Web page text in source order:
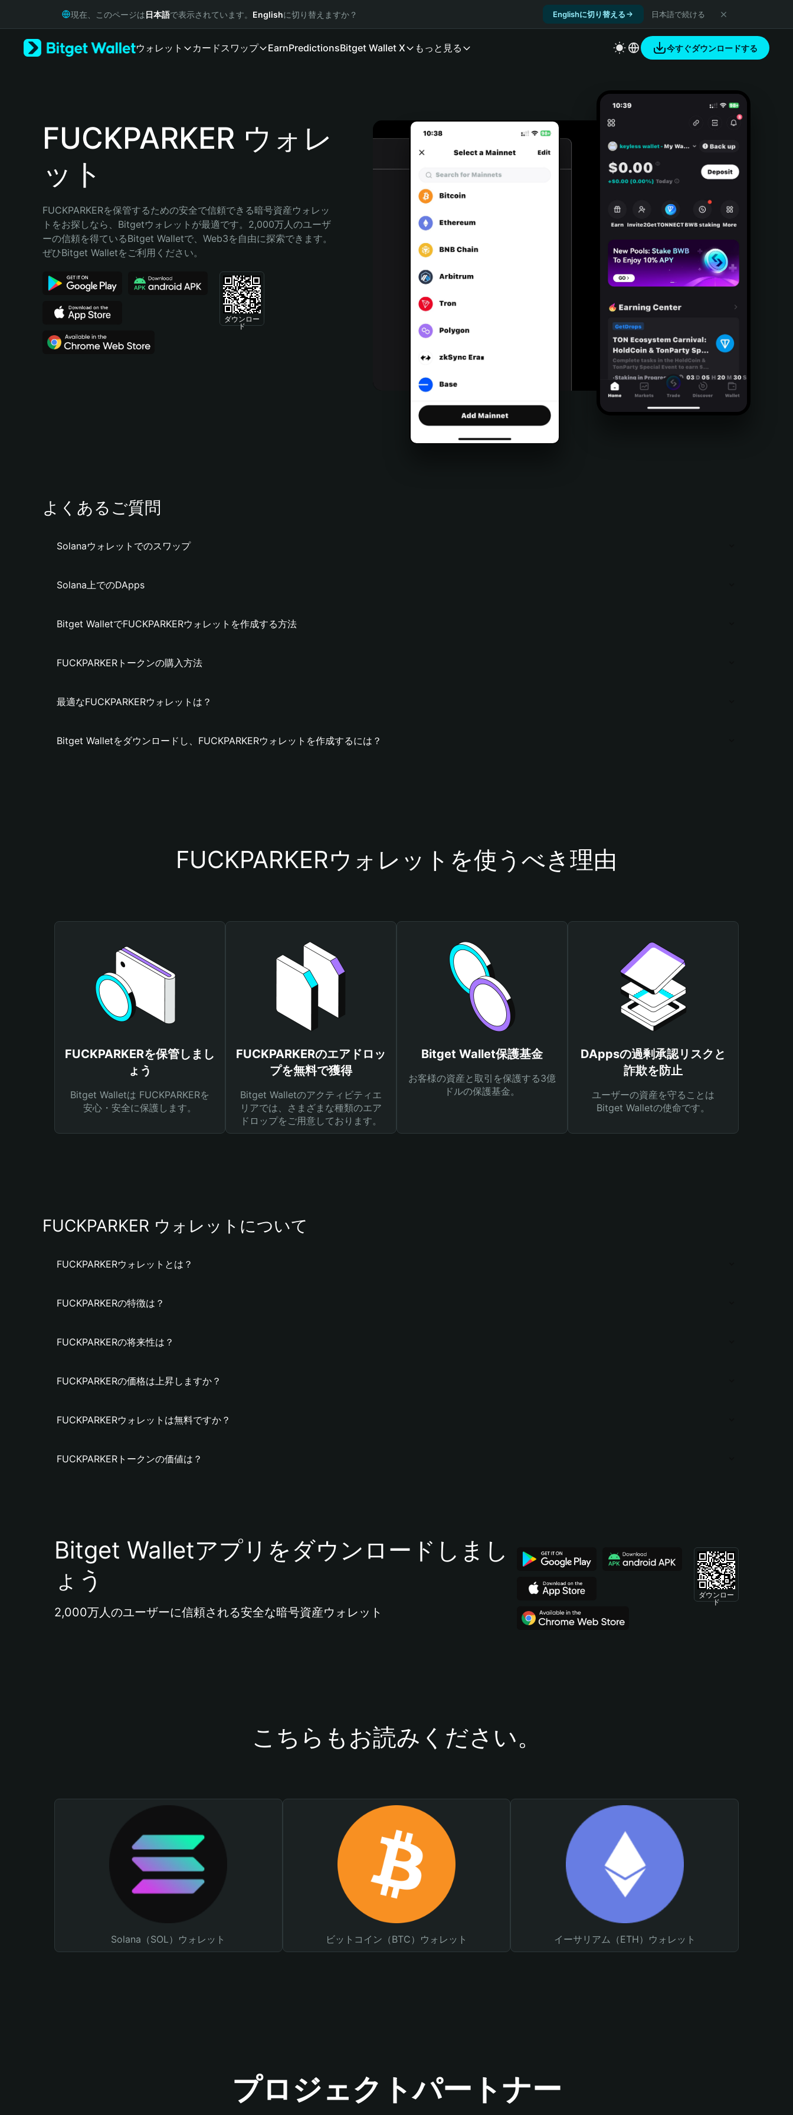
Русский
Português (Portugal)
Bahasa Indonesia
Português (Brasil)
Español (Argentina)
現在、このページは日本語で表示されています。 Englishに切り替えますか？ Englishに切り替える 日本語で続ける
ウォレット カードスワップ EarnPredictionsBitget Wallet X もっと見る 今すぐダウンロードする
FUCKPARKER ウォレ
ット
FUCKPARKERを保管するための安全で信頼できる暗号資産ウォレッ
トをお探しなら、Bitgetウォレットが最適です。2,000万人のユーザ
ーの信頼を得ているBitget Walletで、Web3を自由に探索できます。
ぜひBitget Walletをご利用ください。
ダウンロー
ド
よくあるご質問
Solanaウォレットでのスワップ
Solana上でのDApps
Bitget WalletでFUCKPARKERウォレットを作成する方法
FUCKPARKERトークンの購入方法
最適なFUCKPARKERウォレットは？
Bitget Walletをダウンロードし、FUCKPARKERウォレットを作成するには？
FUCKPARKERウォレットを使うべき理由
FUCKPARKERを保管しまし
ょう
Bitget Walletは FUCKPARKERを
安心・安全に保護します。
FUCKPARKERのエアドロッ
プを無料で獲得
Bitget Walletのアクティビティエ
リアでは、さまざまな種類のエア
ドロップをご用意しております。
Bitget Wallet保護基金
お客様の資産と取引を保護する3億
ドルの保護基金。
DAppsの過剰承認リスクと
詐欺を防止
ユーザーの資産を守ることは
Bitget Walletの使命です。
FUCKPARKER ウォレットについて
FUCKPARKERウォレットとは？
FUCKPARKERの特徴は？
FUCKPARKERの将来性は？
FUCKPARKERの価格は上昇しますか？
FUCKPARKERウォレットは無料ですか？
FUCKPARKERトークンの価値は？
Bitget Walletアプリをダウンロードしまし
ょう
2,000万人のユーザーに信頼される安全な暗号資産ウォレット
ダウンロー
ド
こちらもお読みください。
Solana（SOL）ウォレット ビットコイン（BTC）ウォレット イーサリアム（ETH）ウォレット
プロジェクトパートナー